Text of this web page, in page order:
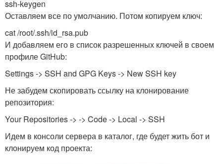
ssh-keygen
Оставляем все по умолчанию. Потом копируем ключ:
cat /root/.ssh/id_rsa.pub
И добавляем его в список разрешенных ключей в своем
профиле GitHub:
Settings -> SSH and GPG Keys -> New SSH key
Не забудем скопировать ссылку на клонирование
репозитория:
Your Repositories -> -> Code -> Local -> SSH
Идем в консоли сервера в каталог, где будет жить бот и
клонируем код проекта: